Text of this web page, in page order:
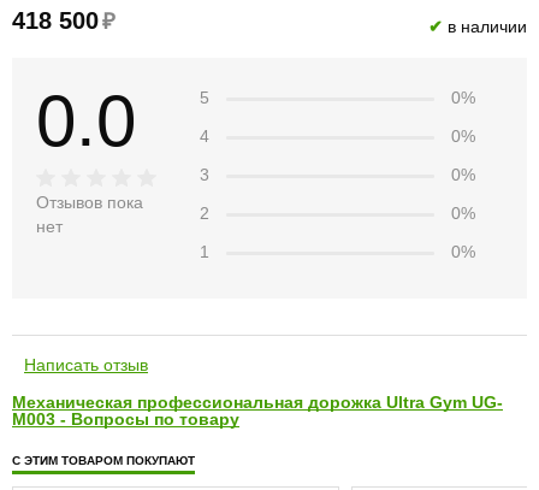
418 500₽ ✔ в наличии
0.0
Отзывов пока
нет
5
0%
4
0%
3
0%
2
0%
1
0%
Написать отзыв
Механическая профессиональная дорожка Ultra Gym UG-
M003 - Вопросы по товару
С ЭТИМ ТОВАРОМ ПОКУПАЮТ